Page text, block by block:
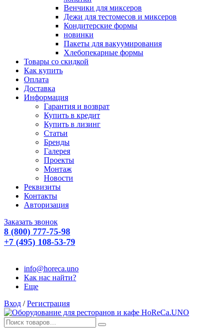
Венчики для миксеров
Дежи для тестомесов и миксеров
Кондитерские формы
новинки
Пакеты для вакуумирования
Хлебопекарные формы
Товары со скидкой
Как купить
Оплата
Доставка
Информация
Гарантия и возврат
Купить в кредит
Купить в лизинг
Статьи
Бренды
Галерея
Проекты
Монтаж
Новости
Реквизиты
Контакты
Авторизация
Заказать звонок
8 (800) 777-75-98
+7 (495) 108-53-79
info@horeca.uno
Как нас найти?
Еще
Вход / Регистрация